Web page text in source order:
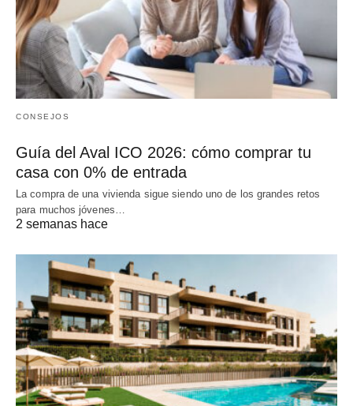
CONSEJOS
Guía del Aval ICO 2026: cómo comprar tu
casa con 0% de entrada
La compra de una vivienda sigue siendo uno de los grandes retos
para muchos jóvenes…
2 semanas hace